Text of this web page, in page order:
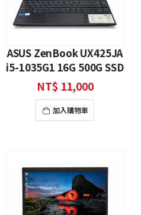
ASUS ZenBook UX425JA
i5-1035G1 16G 500G SSD
14吋 FHD 二手筆電
NT$ 11,000
加入購物車